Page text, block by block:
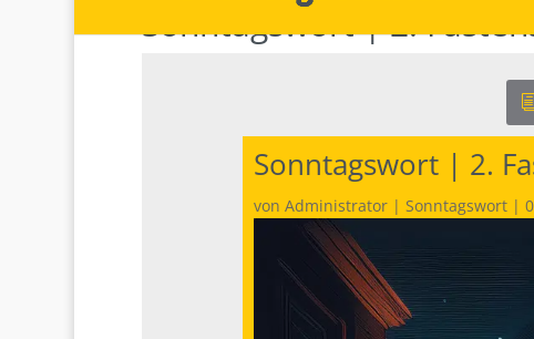
Sonntagswort | 2.
Sonntagswort | 2.
von Administrator| Sonntagswort|